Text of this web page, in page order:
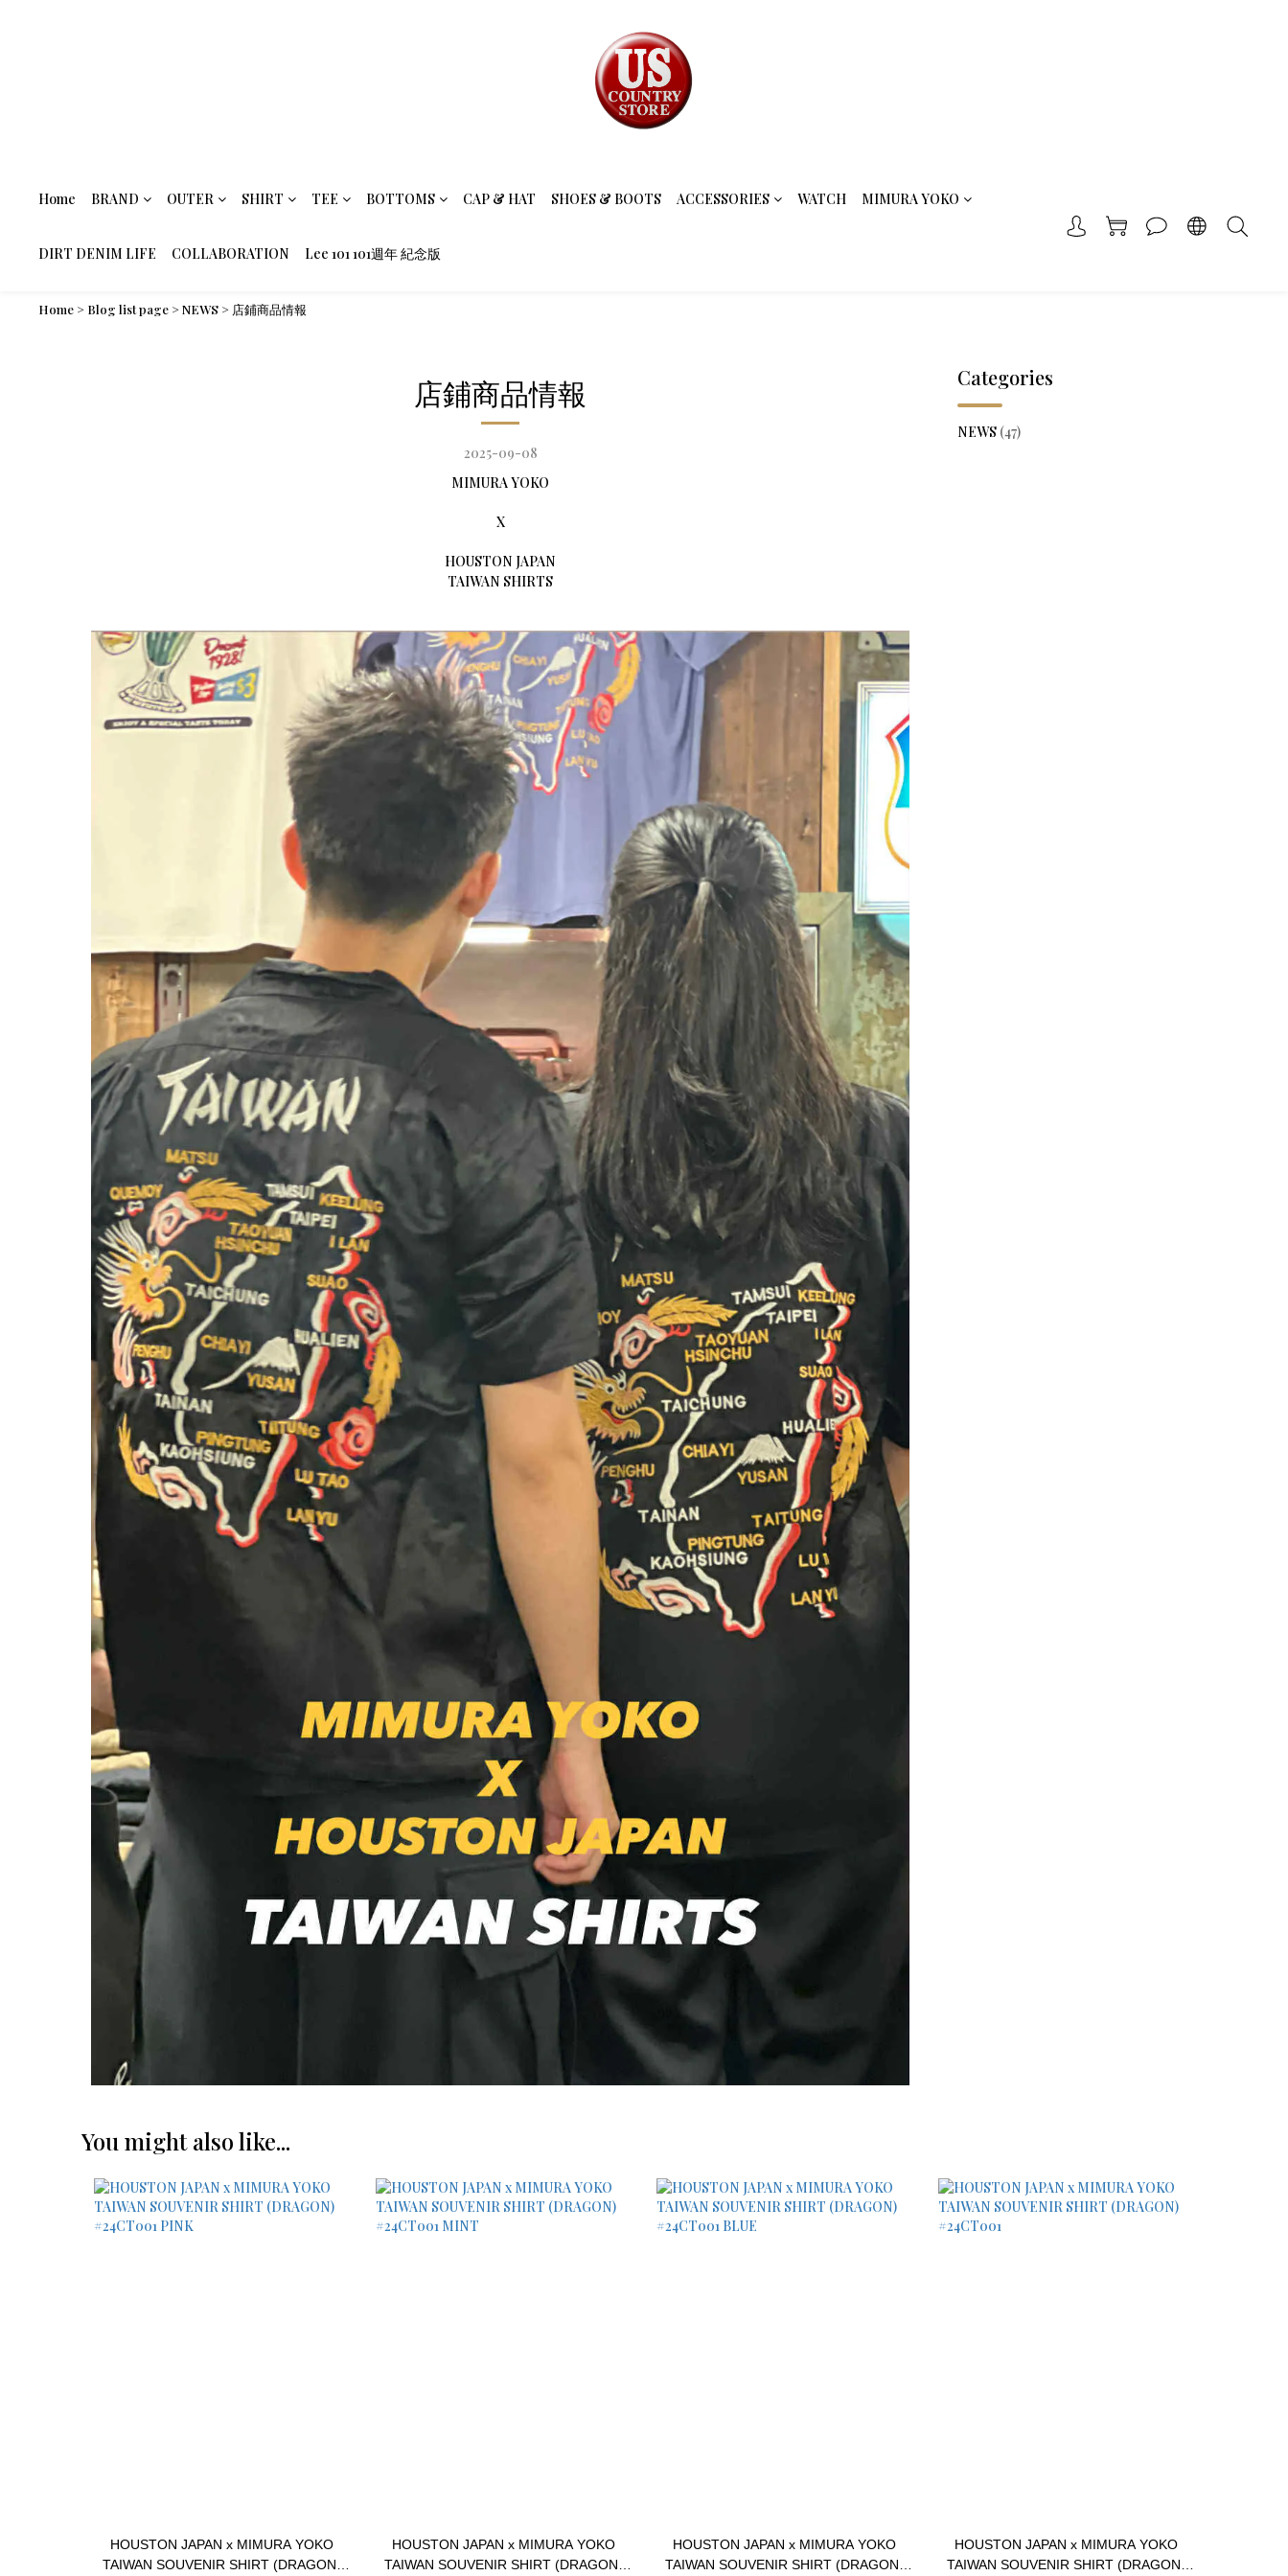
Home BRAND OUTER SHIRT TEE BOTTOMS CAP & HAT SHOES & BOOTS ACCESSORIES WATCH MIMURA YOKO
DIRT DENIM LIFE COLLABORATION Lee 101 101週年 紀念版
Home > Blog list page >NEWS > 店鋪商品情報
店鋪商品情報
2025-09-08
MIMURA YOKO
X
HOUSTON JAPAN
TAIWAN SHIRTS
Categories
NEWS (47)
You might also like...
HOUSTON JAPAN x MIMURA YOKO
TAIWAN SOUVENIR SHIRT (DRAGON)
HOUSTON JAPAN x MIMURA YOKO
TAIWAN SOUVENIR SHIRT (DRAGON)
HOUSTON JAPAN x MIMURA YOKO
TAIWAN SOUVENIR SHIRT (DRAGON)
HOUSTON JAPAN x MIMURA YOKO
TAIWAN SOUVENIR SHIRT (DRAGON)